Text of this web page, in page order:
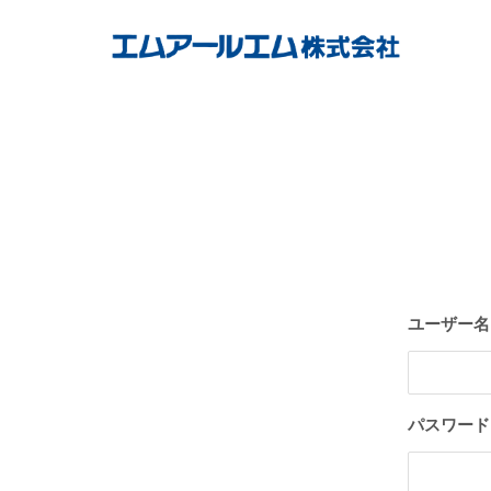
ユーザー名
パスワード